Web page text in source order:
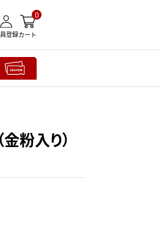
登録カート
0
粉入り）